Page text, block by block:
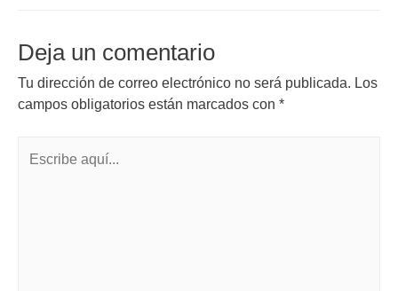
Deja un comentario
Tu dirección de correo electrónico no será publicada. Los
campos obligatorios están marcados con *